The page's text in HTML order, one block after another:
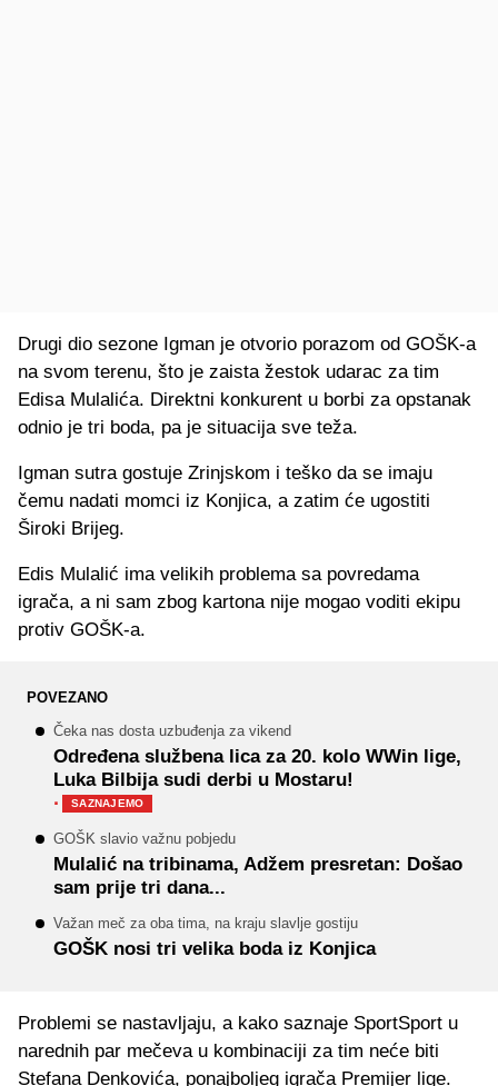
Drugi dio sezone Igman je otvorio porazom od GOŠK-a
na svom terenu, što je zaista žestok udarac za tim
Edisa Mulalića. Direktni konkurent u borbi za opstanak
odnio je tri boda, pa je situacija sve teža.
Igman sutra gostuje Zrinjskom i teško da se imaju
čemu nadati momci iz Konjica, a zatim će ugostiti
Široki Brijeg.
Edis Mulalić ima velikih problema sa povredama
igrača, a ni sam zbog kartona nije mogao voditi ekipu
protiv GOŠK-a.
POVEZANO
Čeka nas dosta uzbuđenja za vikend
Određena službena lica za 20. kolo WWin lige,
Luka Bilbija sudi derbi u Mostaru!
· SAZNAJEMO
GOŠK slavio važnu pobjedu
Mulalić na tribinama, Adžem presretan: Došao
sam prije tri dana...
Važan meč za oba tima, na kraju slavlje gostiju
GOŠK nosi tri velika boda iz Konjica
Problemi se nastavljaju, a kako saznaje SportSport u
narednih par mečeva u kombinaciji za tim neće biti
Stefana Denkovića, ponajboljeg igrača Premijer lige.